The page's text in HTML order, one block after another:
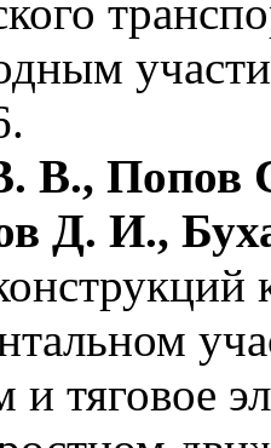
В., Попов
Д. И.,
и тяговое